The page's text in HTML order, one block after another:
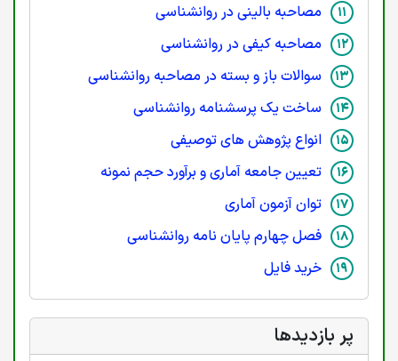
مصاحبه بالینی در روانشناسی
مصاحبه کیفی در روانشناسی
سوالات باز و بسته در مصاحبه روانشناسی
ساخت یک پرسشنامه روانشناسی
انواع پژوهش های توصیفی
تعیین جامعه آماری و برآورد حجم نمونه
توان آزمون آماری
فصل چهارم پایان نامه روانشناسی
خرید فایل
پر بازدیدها